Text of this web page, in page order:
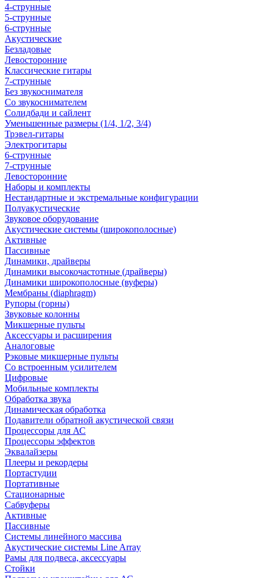
4-струнные
5-струнные
6-струнные
Акустические
Безладовые
Левосторонние
Классические гитары
7-струнные
Без звукоснимателя
Со звукоснимателем
Солидбади и сайлент
Уменьшенные размеры (1/4, 1/2, 3/4)
Трэвел-гитары
Электрогитары
6-струнные
7-струнные
Левосторонние
Наборы и комплекты
Нестандартные и экстремальные конфигурации
Полуакустические
Звуковое оборудование
Акустические системы (широкополосные)
Активные
Пассивные
Динамики, драйверы
Динамики высокочастотные (драйверы)
Динамики широкополосные (вуферы)
Мембраны (diaphragm)
Рупоры (горны)
Звуковые колонны
Микшерные пульты
Аксессуары и расширения
Аналоговые
Рэковые микшерные пульты
Со встроенным усилителем
Цифровые
Мобильные комплекты
Обработка звука
Динамическая обработка
Подавители обратной акустической связи
Процессоры для АС
Процессоры эффектов
Эквалайзеры
Плееры и рекордеры
Портастудии
Портативные
Стационарные
Сабвуферы
Активные
Пассивные
Системы линейного массива
Акустические системы Line Array
Рамы для подвеса, аксессуары
Стойки